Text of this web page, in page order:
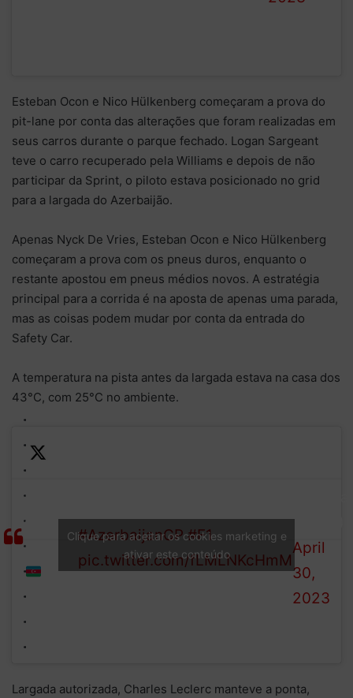
Esteban Ocon e Nico Hülkenberg começaram a prova do
pit-lane por conta das alterações que foram realizadas em
seus carros durante o parque fechado. Logan Sargeant
teve o carro recuperado pela Williams e depois de não
participar da Sprint, o piloto estava posicionado no grid
para a largada do Azerbaijão.
Apenas Nyck De Vries, Esteban Ocon e Nico Hülkenberg
começaram a prova com os pneus duros, enquanto o
restante apostou em pneus médios novos. A estratégia
principal para a corrida é na aposta de apenas uma parada,
mas as coisas podem mudar por conta da entrada do
Safety Car.
A temperatura na pista antes da largada estava na casa dos
43°C, com 25°C no ambiente.
LIGHTS
OUT IN
BAKU!!!
#AzerbaijanGP #F1
pic.twitter.com/fLMLNKcHmM
1 (@F1)
April
30,
2023
Clique para aceitar os cookies marketing e
ativar este conteúdo
Largada autorizada, Charles Leclerc manteve a ponta,